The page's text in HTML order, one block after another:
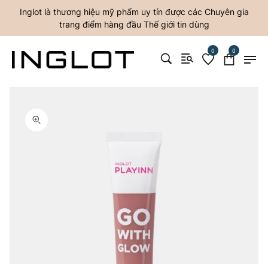
Inglot là thương hiệu mỹ phẩm uy tín được các Chuyên gia
trang điểm hàng đầu Thế giới tin dùng
0 0